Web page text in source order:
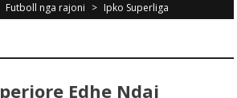
Futboll nga rajoni > Ipko Superliga
Edhe Ndaj